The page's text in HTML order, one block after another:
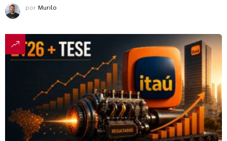
por Murilo